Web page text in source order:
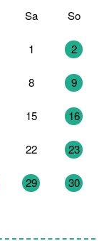
Sa So
1 2
8 9
15 16
22 23
29 30